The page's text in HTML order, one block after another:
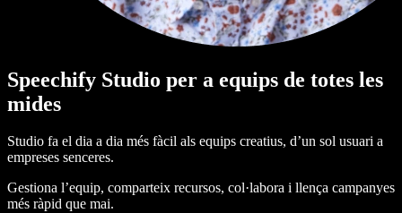
Speechify Studio per a equips de totes les
mides
Studio fa el dia a dia més fàcil als equips creatius, d’un sol usuari a
empreses senceres.
Gestiona l’equip, comparteix recursos, col·labora i llença campanyes
més ràpid que mai.